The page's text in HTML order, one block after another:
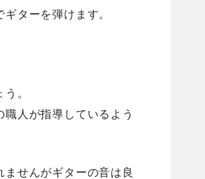
ターを弾けます。
。
人が指導しているよう
せんがギターの音は良